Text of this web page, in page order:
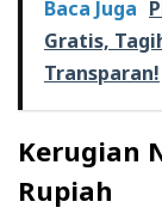
Baca Juga
Gratis,
Transparan!
Kerugian
Rupiah